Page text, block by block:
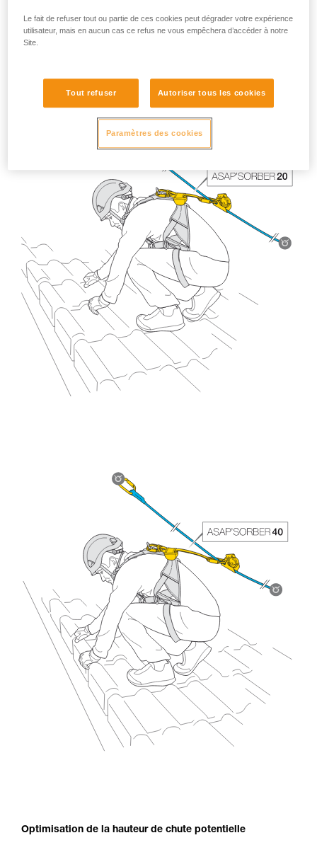
La longueur de l’ASAP’SORBER 40 offre au travailleur plus
Optimisation de la hauteur de chute potentielle
Le fait de refuser tout ou partie de ces cookies peut dégrader votre expérience
utilisateur, mais en aucun cas ce refus ne vous empêchera d’accéder à notre
Site.
Tout refuser Autoriser tous les cookies
Paramètres des cookies